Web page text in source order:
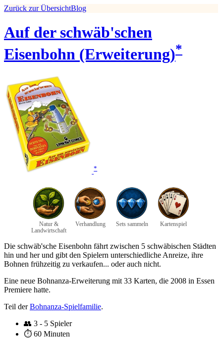
Zurück zur ÜbersichtBlog
Auf der schwäb'schen
Eisenbohn (Erweiterung)*
*
Natur &
Landwirtschaft
Verhandlung Sets sammeln Kartenspiel
Die schwäb'sche Eisenbohn fährt zwischen 5 schwäbischen Städten
hin und her und gibt den Spielern unterschiedliche Anreize, ihre
Bohnen frühzeitig zu verkaufen... oder auch nicht.
Eine neue Bohnanza-Erweiterung mit 33 Karten, die 2008 in Essen
Premiere hatte.
Teil derBohnanza-Spielfamilie.
👥 3 - 5 Spieler
⏱️ 60 Minuten